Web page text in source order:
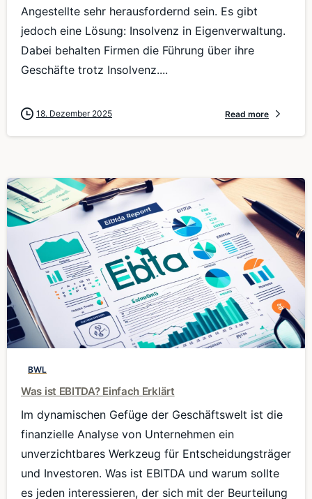
Angestellte sehr herausfordernd sein. Es gibt
jedoch eine Lösung: Insolvenz in Eigenverwaltung.
Dabei behalten Firmen die Führung über ihre
Geschäfte trotz Insolvenz....
18. Dezember 2025 Read more
0
BWL
Was ist EBITDA? Einfach Erklärt
Im dynamischen Gefüge der Geschäftswelt ist die
finanzielle Analyse von Unternehmen ein
unverzichtbares Werkzeug für Entscheidungsträger
und Investoren. Was ist EBITDA und warum sollte
es jeden interessieren, der sich mit der Beurteilung